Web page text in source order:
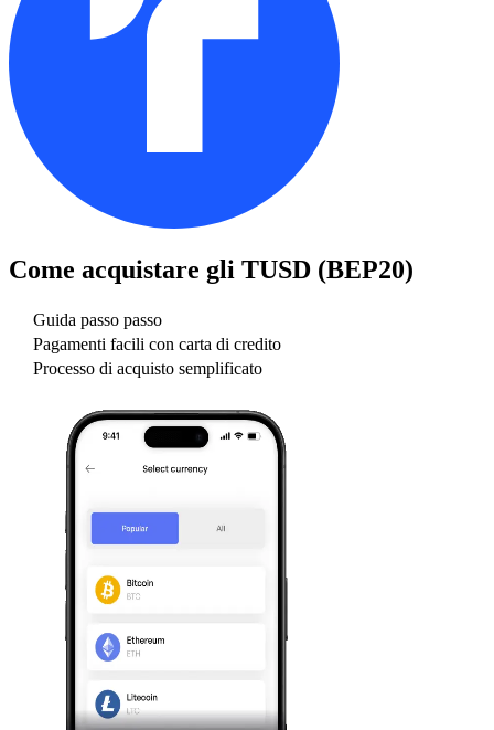
Come acquistare gli TUSD (BEP20)
Guida passo passo
Pagamenti facili con carta di credito
Processo di acquisto semplificato